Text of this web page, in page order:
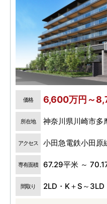
価格 6,600万円～
所在地 神奈川県川崎市
アクセス 小田急電鉄小田原
専有面積 67.29平米 ～
間取り 2LD・K＋S～3LD